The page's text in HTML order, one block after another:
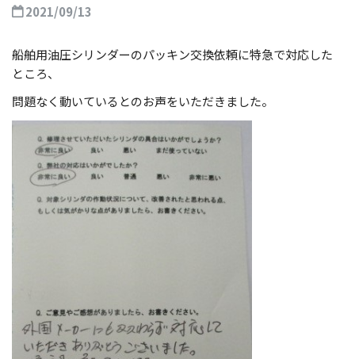
2021/09/13
船舶用油圧シリンダーのパッキン交換依頼に特急で対応した
ところ、
問題なく動いているとのお声をいただきました。